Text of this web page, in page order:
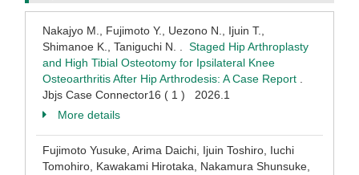
Nakajyo M., Fujimoto Y., Uezono N., Ijuin T.,
Shimanoe K., Taniguchi N. . Staged Hip Arthroplasty
and High Tibial Osteotomy for Ipsilateral Knee
Osteoarthritis After Hip Arthrodesis: A Case Report
Jbjs Case Connector16 ( 1 ) 2026.1
More details
Fujimoto Yusuke, Arima Daichi, Ijuin Toshiro, Iuchi
Tomohiro, Kawakami Hirotaka, Nakamura Shunsuke,